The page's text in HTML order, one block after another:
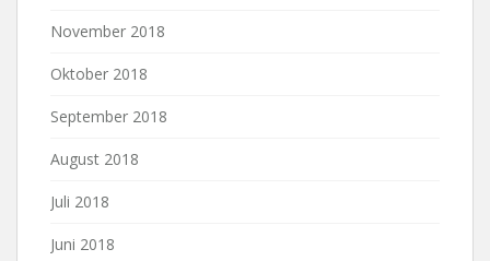
November 2018
Oktober 2018
September 2018
August 2018
Juli 2018
Juni 2018